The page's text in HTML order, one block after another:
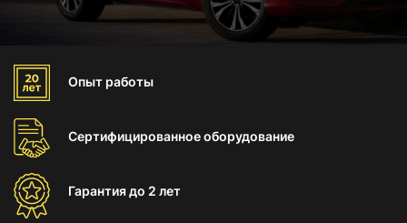
Опыт работы
Сертифицированноеоборудование
Гарантиядо 2 лет